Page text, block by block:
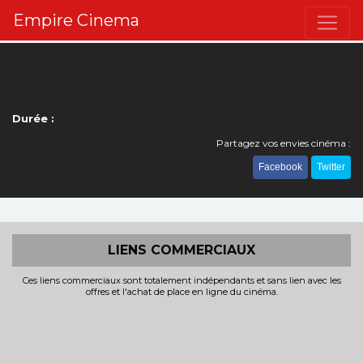
Empire Cinema
Durée :
Partagez vos envies cinéma :
Facebook Twitter
LIENS COMMERCIAUX
Ces liens commerciaux sont totalement indépendants et sans lien avec les
offres et l'achat de place en ligne du cinéma.